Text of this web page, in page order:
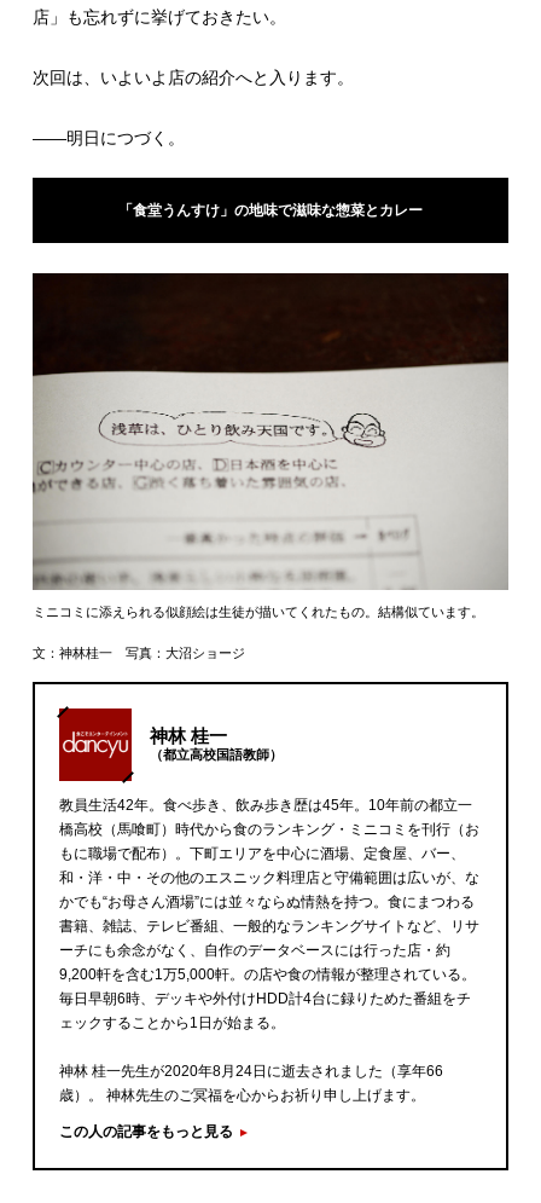
店」も忘れずに挙げておきたい。
次回は、いよいよ店の紹介へと入ります。
――明日につづく。
「食堂うんすけ」の地味で滋味な惣菜とカレー
ミニコミに添えられる似顔絵は生徒が描いてくれたもの。結構似ています。
文：神林桂一 写真：大沼ショージ
神林 桂一
（都立高校国語教師）
教員生活42年。食べ歩き、飲み歩き歴は45年。10年前の都立一
橋高校（馬喰町）時代から食のランキング・ミニコミを刊行（お
もに職場で配布）。下町エリアを中心に酒場、定食屋、バー、
和・洋・中・その他のエスニック料理店と守備範囲は広いが、な
かでも“お母さん酒場”には並々ならぬ情熱を持つ。食にまつわる
書籍、雑誌、テレビ番組、一般的なランキングサイトなど、リサ
ーチにも余念がなく、自作のデータベースには行った店・約
9,200軒を含む1万5,000軒。の店や食の情報が整理されている。
毎日早朝6時、デッキや外付けHDD計4台に録りためた番組をチ
ェックすることから1日が始まる。
神林 桂一先生が2020年8月24日に逝去されました（享年66
歳）。 神林先生のご冥福を心からお祈り申し上げます。
この人の記事をもっと見る